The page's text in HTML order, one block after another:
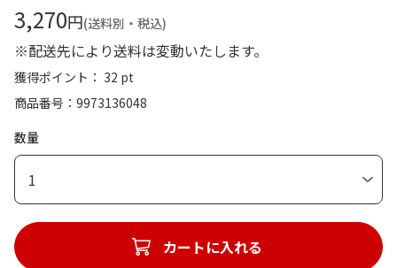
3,270円(送料別・税込)
※配送先により送料は変動いたします。
獲得ポイント： 32 pt
商品番号
9973136048
数量
1
カートに入れる